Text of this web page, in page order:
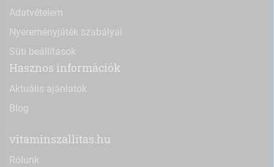
Adatvételem
Nyereményjáték szabályai
Süti beállítások
Hasznos információk
Aktuális ajánlatok
Blog
vitaminszallitas.hu
Rólunk